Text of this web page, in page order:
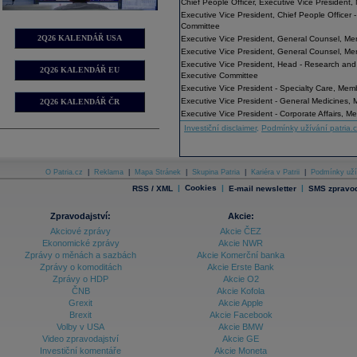
2Q26 KALENDÁŘ USA
2Q26 KALENDÁŘ EU
2Q26 KALENDÁŘ ČR
Chief People Officer, Executive Vice
Executive Vice President, Chief People Officer
Committee
Executive Vice President, General Counsel,
Executive Vice President, General Counsel,
Executive Vice President, Head - Research
Executive Committee
Executive Vice President - Specialty Care,
Executive Vice President - General Medicines,
Executive Vice President - Corporate Affairs,
Investiční disclaimer, Podmínky užívání
O Patria.cz Reklama Mapa Stránek Skupina Patria Kariéra v Patrii Podmínky
RSS / XML | Cookies | E-mail newsletter | SMS
Zpravodajství:
Akciové zprávy
Ekonomické zprávy
Zprávy o měnách a sazbách
Zprávy o komoditách
Zprávy o HDP
ČNB
Grexit
Brexit
Volby v USA
Video zpravodajství
Investiční komentáře
Akcie:
Akcie ČEZ
Akcie NWR
Akcie Komerční banka
Akcie Erste Bank
Akcie O2
Akcie Kofola
Akcie Apple
Akcie Facebook
Akcie BMW
Akcie GE
Akcie Moneta